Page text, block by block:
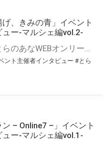
げ、きみの青」イベント
ー-マルシェ編vol.2-
こんにちは、とらのあなWEBオンリー運営スタッフです。 新たにお届けする、イベント主催者インタビュー-マルシェ編-は、 とらのあなWEBオンリー「マルシェ」をご利用の主催様に 「マルシェ」を使ってイベントを開催した感想や心がけをお聞きする企画です。 今回は、WEBオンリー初開催「駄菓子と唐揚げ、きみの青」より、 主催のぎこ六屋様にお話を伺いました。 協力：ぎこ六屋様／イベント公式Twitter（@krkgwks） とらのあなWEBオンリー「マルシェ」とは？ WEBオンリーでリアルタイムでコミュニケーションがとれるオンライン会場です。
ント主催者インタビュー #とら
ン – Online7 –」イベント
ー-マルシェ編vol.1-